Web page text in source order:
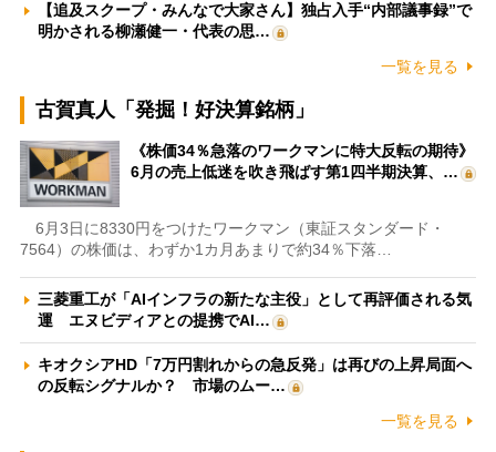
【追及スクープ・みんなで大家さん】独占入手“内部議事録”で
明かされる柳瀬健一・代表の思…
一覧を見る
古賀真人「発掘！好決算銘柄」
《株価34％急落のワークマンに特大反転の期待》
6月の売上低迷を吹き飛ばす第1四半期決算、…
6月3日に8330円をつけたワークマン（東証スタンダード・
7564）の株価は、わずか1カ月あまりで約34％下落…
三菱重工が「AIインフラの新たな主役」として再評価される気
運 エヌビディアとの提携でAI…
キオクシアHD「7万円割れからの急反発」は再びの上昇局面へ
の反転シグナルか？ 市場のムー…
一覧を見る